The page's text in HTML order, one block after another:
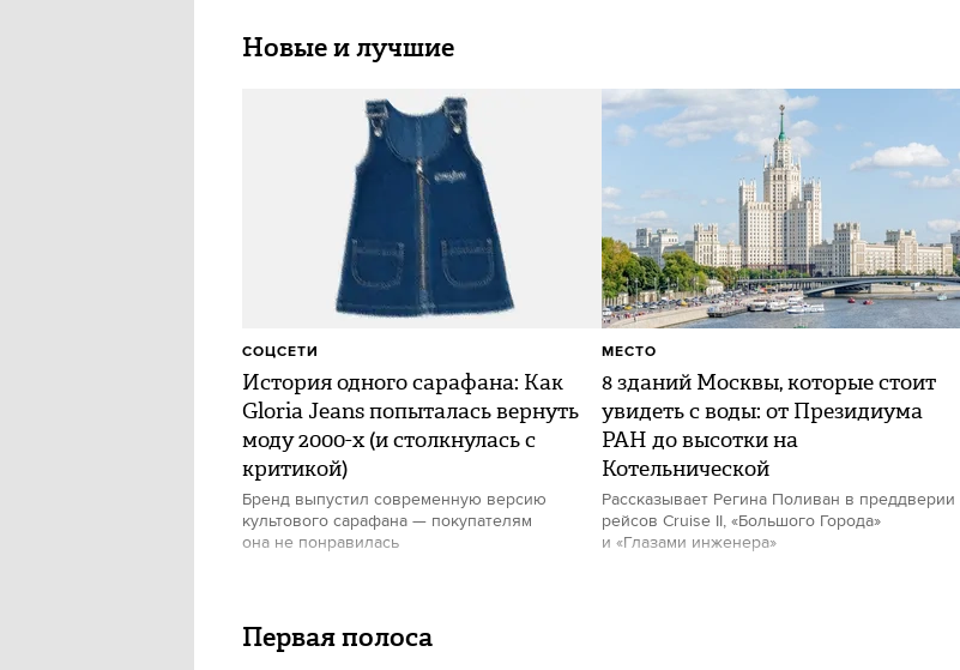
Новые и лучшие
История одного сарафана: Как
Gloria Jeans попыталась вернуть
моду 2000-х (и столкнулась с
критикой)
Бренд выпустил современную версию
культового сарафана — покупателям
она не понравилась
СОЦСЕТИ
8 зданий Москвы, которые стоит
увидеть с воды: от Президиума
РАН до высотки на
Котельнической
Рассказывает Регина Поливан в преддверии
рейсов Cruise II, «Большого Города»
и «Глазами инженера»
МЕСТО
Первая полоса